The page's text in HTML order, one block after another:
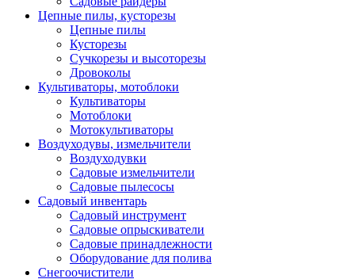
Цепные пилы, кусторезы
Цепные пилы
Кусторезы
Сучкорезы и высоторезы
Дровоколы
Культиваторы, мотоблоки
Культиваторы
Мотоблоки
Мотокультиваторы
Воздуходувы, измельчители
Воздуходувки
Садовые измельчители
Садовые пылесосы
Садовый инвентарь
Садовый инструмент
Садовые опрыскиватели
Садовые принадлежности
Оборудование для полива
Снегоочистители